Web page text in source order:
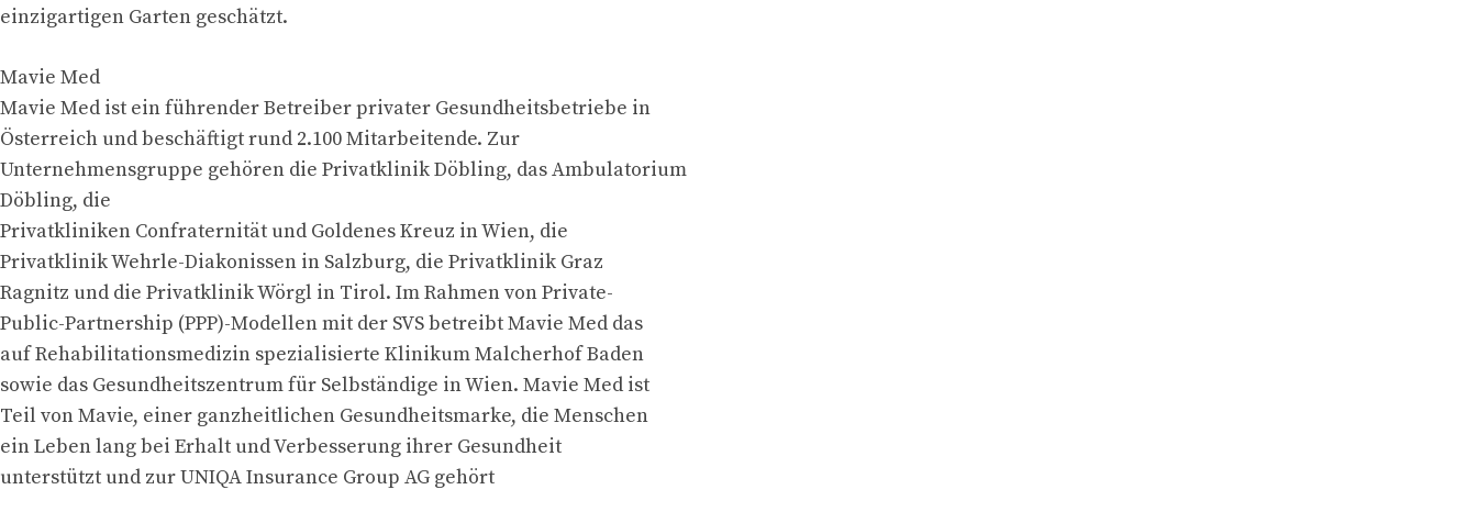
einzigartigen Garten geschätzt.
Mavie Med
Mavie Med ist ein führender Betreiber privater Gesundheitsbetriebe in
Österreich und beschäftigt rund 2.100 Mitarbeitende. Zur
Unternehmensgruppe gehören die Privatklinik Döbling, das Ambulatorium
Döbling, die
Privatkliniken Confraternität und Goldenes Kreuz in Wien, die
Privatklinik Wehrle-Diakonissen in Salzburg, die Privatklinik Graz
Ragnitz und die Privatklinik Wörgl in Tirol. Im Rahmen von Private-
Public-Partnership (PPP)-Modellen mit der SVS betreibt Mavie Med das
auf Rehabilitationsmedizin spezialisierte Klinikum Malcherhof Baden
sowie das Gesundheitszentrum für Selbständige in Wien. Mavie Med ist
Teil von Mavie, einer ganzheitlichen Gesundheitsmarke, die Menschen
ein Leben lang bei Erhalt und Verbesserung ihrer Gesundheit
unterstützt und zur UNIQA Insurance Group AG gehört